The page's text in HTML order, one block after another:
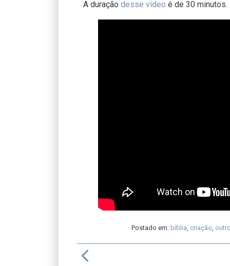
A duração desse vídeo é de 30 minutos.
Postado em: bíblia, criação,
arrow_back_ios